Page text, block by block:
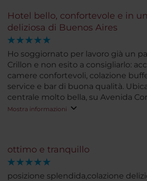
Hotel bello, confortevole e in
deliziosa di Buenos Aires
Ho soggiornato per lavoro già un
Crillon e non esito a consigliarlo:
camere confortevoli, colazione
service e bar di buona qualità.
centrale molto bella, su Avenida
palazzi molto eleganti e con
con ristoranti di alto livello.
Mostra informazioni
ottimo e tranquillo
posizione splendida,colazione